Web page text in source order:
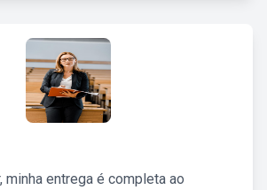
minha entrega é completa ao